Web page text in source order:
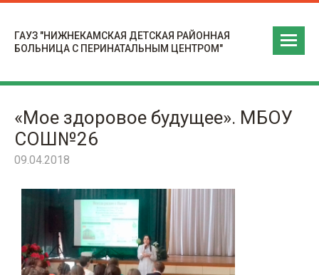
ГАУЗ "НИЖНЕКАМСКАЯ ДЕТСКАЯ РАЙОННАЯ
БОЛЬНИЦА С ПЕРИНАТАЛЬНЫМ ЦЕНТРОМ"
«Мое здоровое будущее». МБОУ
СОШ№26
09.04.2018